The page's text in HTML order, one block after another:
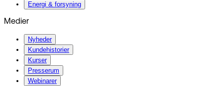
Energi & forsyning
Medier
Nyheder
Kundehistorier
Kurser
Presserum
Webinarer